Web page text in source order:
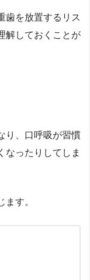
歯を放置するリス
解しておくことが
り、口呼吸が習慣
なったりしてしま
す。